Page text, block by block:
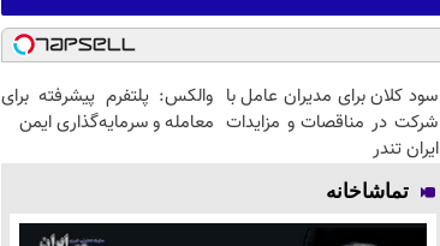
سود کلان برای مدیران عامل با
شرکت در مناقصات و مزایدات
ایران تندر
والکس: پلتفرم پیشرفته برای
معامله و سرمایه‌گذاری ایمن
تماشاخانه